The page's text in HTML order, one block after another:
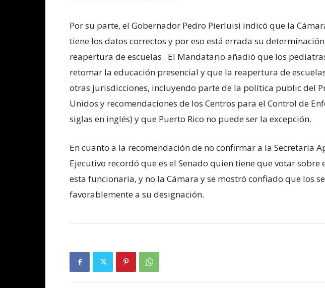
Por su parte, el Gobernador Pedro Pierluisi indicó que la
tiene los datos correctos y por eso está errada su
reapertura de escuelas. El Mandatario añadió que los
retomar la educación presencial y que la reapertura de
otras jurisdicciones, incluyendo parte de la política public del
Unidos y recomendaciones de los Centros para el Control de
siglas en inglés) y que Puerto Rico no puede ser la excepción.
En cuanto a la recomendación de no confirmar a la Secretaria
Ejecutivo recordó que es el Senado quien tiene que votar
esta funcionaria, y no la Cámara y se mostró confiado que los
favorablemente a su designación.